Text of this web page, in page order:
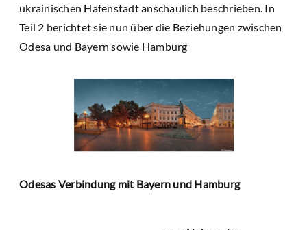
ukrainischen Hafenstadt anschaulich beschrieben. In
Teil 2 berichtet sie nun über die Beziehungen zwischen
Odesa und Bayern sowie Hamburg
Odesas Verbindung mit Bayern und Hamburg